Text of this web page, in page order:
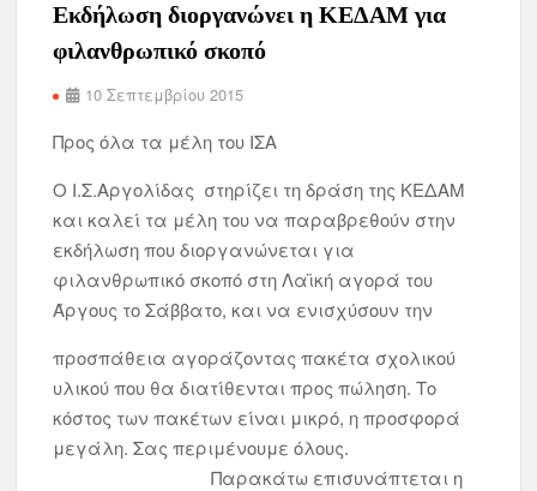
Εκδήλωση διοργανώνει η ΚΕΔΑΜ για
φιλανθρωπικό σκοπό
10 Σεπτεμβρίου 2015
Προς όλα τα μέλη του ΙΣΑ
Ο Ι.Σ.Αργολίδας στηρίζει τη δράση της ΚΕΔΑΜ
και καλεί τα μέλη του να παραβρεθούν στην
εκδήλωση που διοργανώνεται για
φιλανθρωπικό σκοπό στη Λαϊκή αγορά του
Άργους το Σάββατο, και να ενισχύσουν την
προσπάθεια αγοράζοντας πακέτα σχολικού
υλικού που θα διατίθενται προς πώληση. Το
κόστος των πακέτων είναι μικρό, η προσφορά
μεγάλη. Σας περιμένουμε όλους.
Παρακάτω επισυνάπτεται η